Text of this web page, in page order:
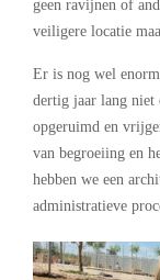
geen ravijnen of
veiligere locatie
Er is nog wel
dertig jaar lang niet
opgeruimd en
van begroeiing en
hebben we een
administratieve